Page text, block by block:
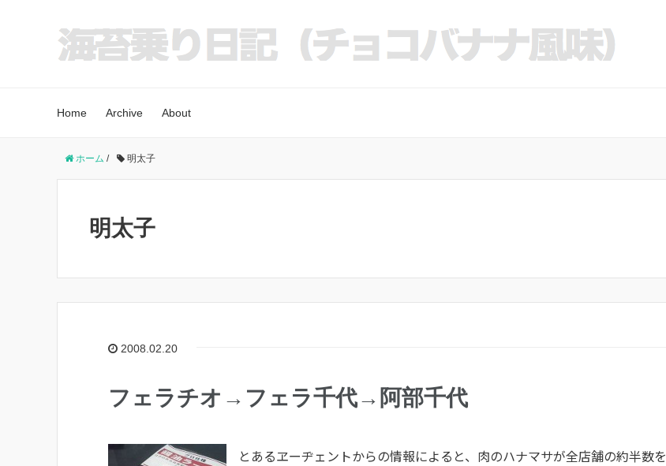
Home Archive About
ホーム / 明太子
明太子
2008.02.20
フェラチオ→フェラ千代→阿部千代
とあるヱーヂェントからの情報によると、肉のハナマサが全店舗の約半数を